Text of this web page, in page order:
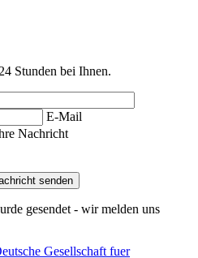
Stunden bei Ihnen.
E-Mail
Nachricht
senden
gesendet - wir melden uns